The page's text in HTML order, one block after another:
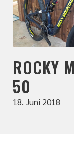
ROCKY
50
18. Juni 2018